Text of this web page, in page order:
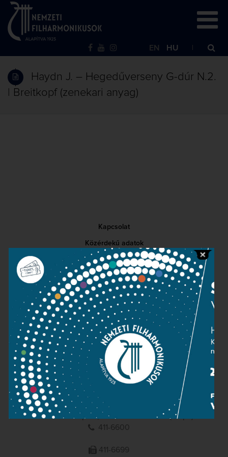
EN HU
Haydn J. – Hegedűverseny G-dúr N.2.
| Breitkopf (zenekari anyag)
Kapcsolat
Közérdekű adatok
Sajtószoba
Adatvédelem
Impresszum
NEMZETI
FILHARMONIKUSOK
1095 Budapest, Komor Marcell u. 1. (Müpa)
411-6600
411-6699